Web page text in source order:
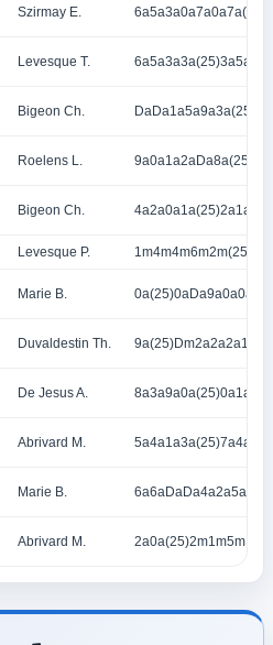
Szirmay E.
Levesque T.
Bigeon Ch.
Roelens L.
Bigeon Ch.
Levesque P.
Marie B.
Duvaldestin Th.
De Jesus A.
Abrivard M.
Marie B.
Abrivard M.